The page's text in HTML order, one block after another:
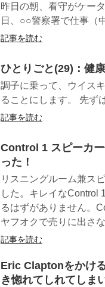
昨日の朝、看守がケー
日、○○警察署で仕事（
記事を読む
ひとりごと(29)：健
調子に乗って、ウイス
ることにします。 先ず
記事を読む
Control 1 スピーカ
った！
リスニングルーム兼ス
した。キレイなControl
るはずがありません。
ヤフオクで売りに出さ
記事を読む
Eric Claptonをかけ
き惚れてしれてしま